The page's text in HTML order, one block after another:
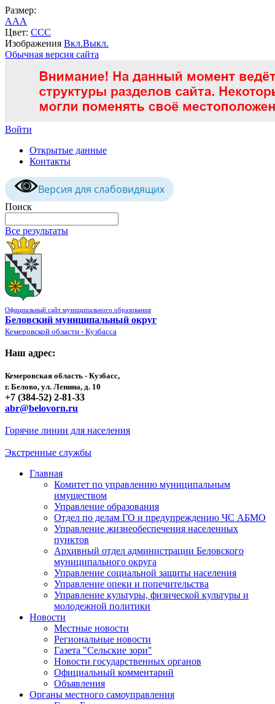
Размер:
AAA
Цвет: CCC
Изображения Вкл.Выкл.
Обычная версия сайта
Войти
Открытые данные
Контакты
Версия для слабовидящих
Поиск
Все результаты
Официальный сайт муниципального образования
Беловский муниципальный округ
Кемеровской области - Кузбасса
Наш адрес:
Кемеровская область - Кузбасс,
г. Белово, ул. Ленина, д. 10
+7 (384-52) 2-81-33
abr@belovorn.ru
Горячие линии для населения
Экстренные службы
Главная
Комитет по управлению муниципальным
имуществом
Управление образования
Отдел по делам ГО и предупреждению ЧС АБМО
Управление жизнеобеспечения населенных
пунктов
Архивный отдел администрации Беловского
муниципального округа
Управление социальной защиты населения
Управление опеки и попечительства
Управление культуры, физической культуры и
молодежной политики
Новости
Местные новости
Региональные новости
Газета "Сельские зори"
Новости государственных органов
Официальный комментарий
Объявления
Органы местного самоуправления